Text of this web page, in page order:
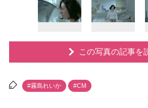
この写真の記事を
#霧島れいか #CM